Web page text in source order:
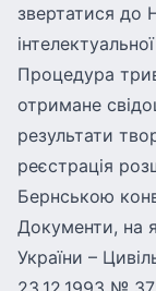
звертатися до
Процедура
отримане
результати
реєстрація
Бернською
Документи, на
України –